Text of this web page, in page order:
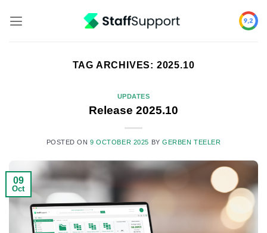
TAG ARCHIVES: 2025.10
UPDATES
Release 2025.10
POSTED ON9 OCTOBER 2025 BYGERBEN TEELER
09
Oct